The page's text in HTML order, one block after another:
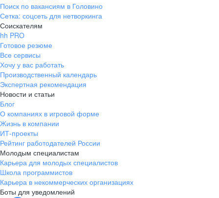
Поиск по вакансиям в Головино
Сетка: соцсеть для нетворкинга
Соискателям
hh PRO
Готовое резюме
Все сервисы
Хочу у вас работать
Производственный календарь
Экспертная рекомендация
Новости и статьи
Блог
О компаниях в игровой форме
Жизнь в компании
ИТ-проекты
Рейтинг работодателей России
Молодым специалистам
Карьера для молодых специалистов
Школа программистов
Карьера в некоммерческих организациях
Боты для уведомлений